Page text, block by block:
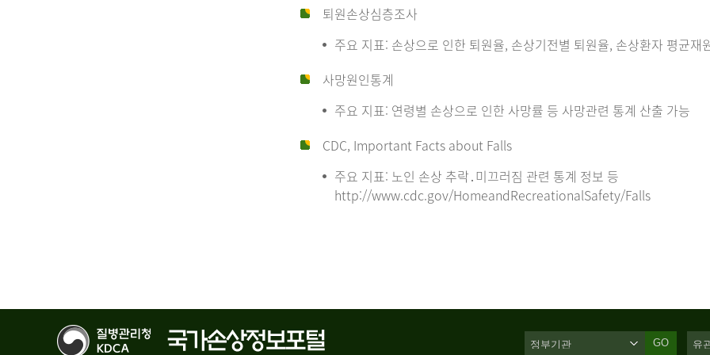
퇴원손상심층조사
주요 지표: 손상으로 인한 퇴원율, 손상기전별 퇴원율, 손상환자 평균재
사망원인통계
주요 지표: 연령별 손상으로 인한 사망률 등 사망관련 통계 산출 가능
CDC, Important Facts about Falls
주요 지표: 노인 손상 추락․미끄러짐 관련 통계 정보 등
http://www.cdc.gov/HomeandRecreationalSafety/Falls
GO